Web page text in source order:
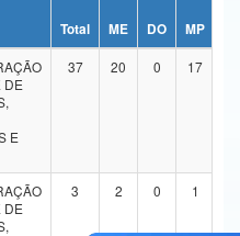
e Comunicações
Total ME DO MP
DE
E
37 20 0 17
DE
3 2 0 1